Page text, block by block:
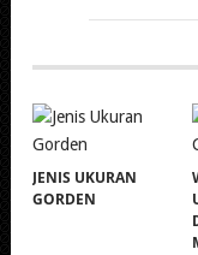
JENIS UKURAN
GORDEN